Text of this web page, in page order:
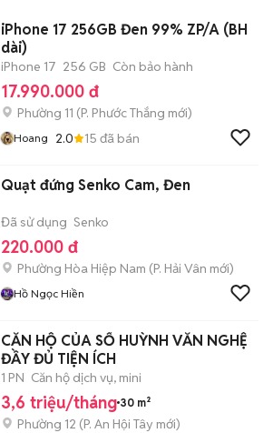
iPhone 17 256GB Đen 99% ZP/A (BH
dài)
iPhone 17 256 GB Còn bảo hành
17.990.000 đ
Phường 11 (P. Phước Thắng mới)
Hoang 2.0 15 đã bán
Quạt đứng Senko Cam, Đen
Đã sử dụng Senko
220.000 đ
Phường Hòa Hiệp Nam (P. Hải Vân mới)
Hồ Ngọc Hiền
CĂN HỘ CỦA SỔ HUỲNH VĂN NGHỆ
ĐẦY ĐỦ TIỆN ÍCH
1 PN Căn hộ dịch vụ, mini
3,6 triệu/tháng 30 m²
Phường 12 (P. An Hội Tây mới)